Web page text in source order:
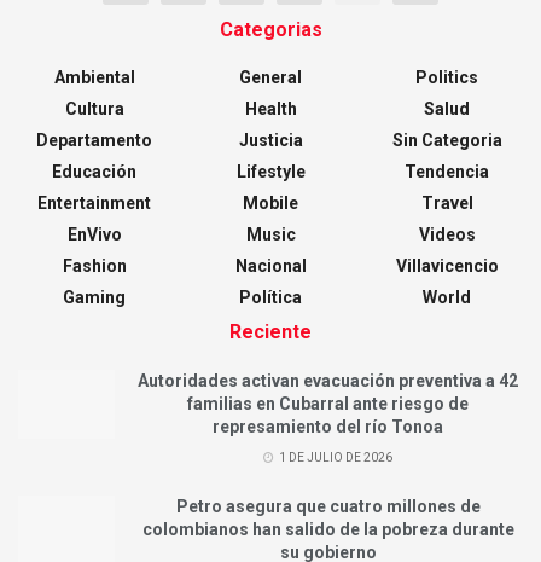
Categorias
Ambiental
Cultura
Departamento
Educación
Entertainment
EnVivo
Fashion
Gaming
General
Health
Justicia
Lifestyle
Mobile
Music
Nacional
Política
Politics
Salud
Sin Categoria
Tendencia
Travel
Videos
Villavicencio
World
Reciente
Autoridades activan evacuación preventiva a 42
familias en Cubarral ante riesgo de
represamiento del río Tonoa
1 DE JULIO DE 2026
Petro asegura que cuatro millones de
colombianos han salido de la pobreza durante
su gobierno